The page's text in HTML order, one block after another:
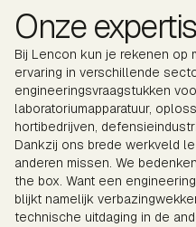
Onze
Bij Lencon kun je rekenen op
ervaring in verschillende
engineeringsvraagstukken
laboratoriumapparatuur,
hortibedrijven,
Dankzij ons brede werkveld
anderen missen. We
the box. Want een
blijkt namelijk
technische uitdaging in de